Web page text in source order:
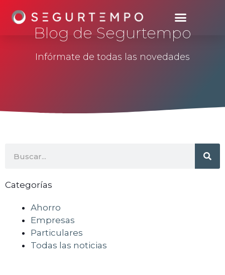
Blog de Segurtempo
Infórmate de todas las novedades
Categorías
Ahorro
Empresas
Particulares
Todas las noticias